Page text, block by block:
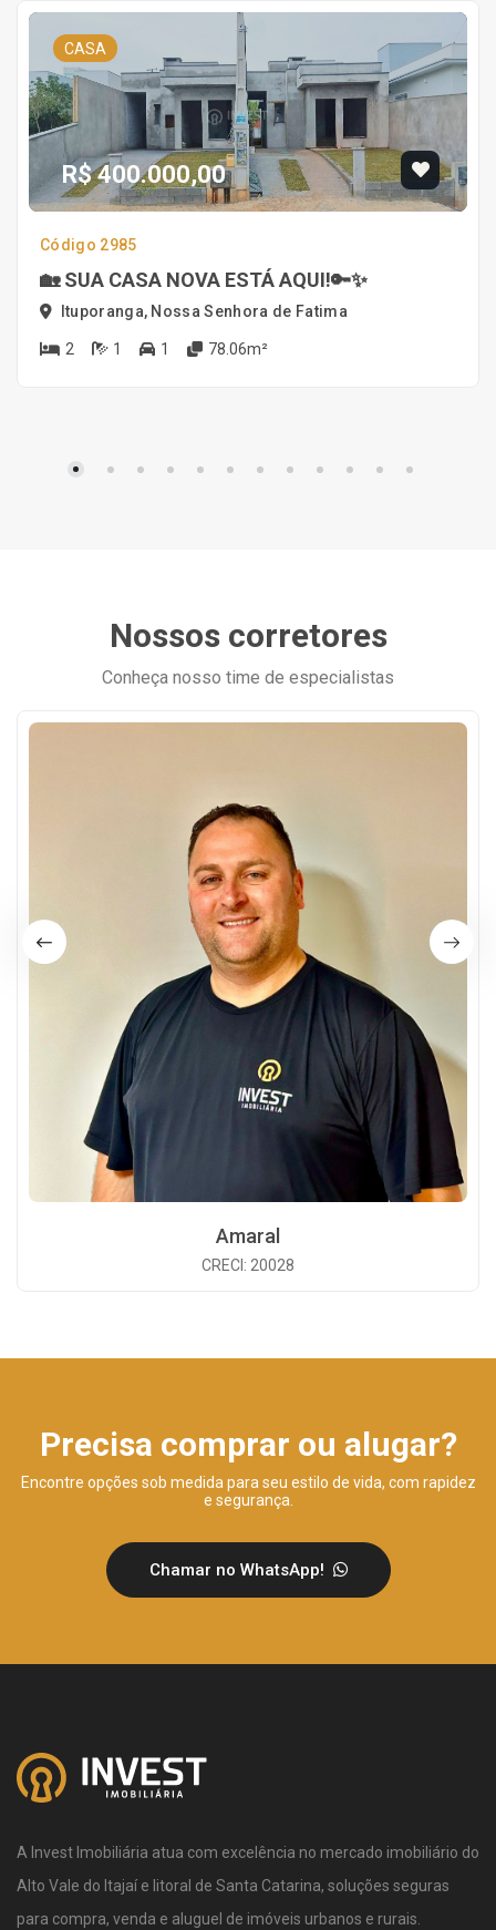
CASA
R$ 400.000,00
Código 2985
🏡 SUA CASA NOVA ESTÁ AQUI!🔑✨
Ituporanga, Nossa Senhora de Fatima
2 1 1 78.06m²
Nossos corretores
Conheça nosso time de especialistas
Amaral
CRECI: 20028
Precisa comprar ou alugar?
Encontre opções sob medida para seu estilo de vida, com rapidez
e segurança.
Chamar no WhatsApp!
A Invest Imobiliária atua com excelência no mercado imobiliário do
Alto Vale do Itajaí e litoral de Santa Catarina, soluções seguras
para compra, venda e aluguel de imóveis urbanos e rurais.